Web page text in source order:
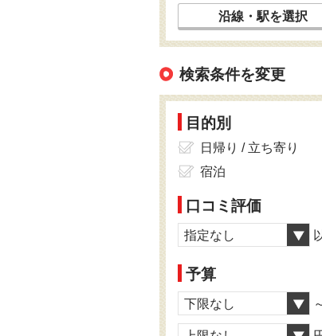
沿線・駅を選択
検索条件を変更
目的別
日帰り / 立ち寄り
宿泊
口コミ評価
指定なし
予算
下限なし